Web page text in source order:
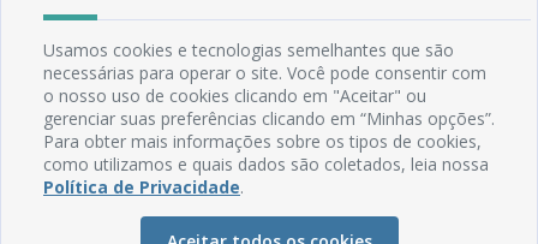
CEP: 58.280-000 - Mamanguape/PB
Fone: (83) 3292-2246
Email: comunicacao@mamanguape.pb.gov.br
Expediente: Segunda à Sexta, das 08h às 13h
Mapa do Site
Perguntas frequentes
Manual de Navegação
Usamos cookies e tecnologias semelhantes que são
necessárias para operar o site. Você pode consentir com
o nosso uso de cookies clicando em "Aceitar" ou
gerenciar suas preferências clicando em “Minhas opções”.
Para obter mais informações sobre os tipos de cookies,
como utilizamos e quais dados são coletados, leia nossa
Política de Privacidade.